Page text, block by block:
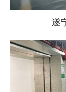
遂